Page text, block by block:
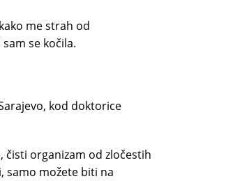
me strah od
se kočila.
kod doktorice
čisti organizam od zločestih
samo možete biti na